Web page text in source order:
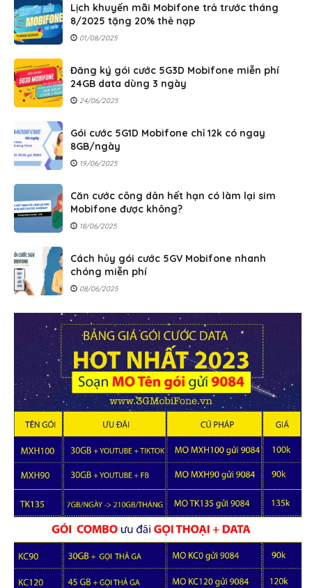
Lịch khuyến mãi Mobifone trả trước tháng
8/2025 tặng 20% thẻ nạp
01/08/2025
Đăng ký gói cước 5G3D Mobifone miễn phí
24GB data dùng 3 ngày
24/06/2025
Gói cước 5G1D Mobifone chỉ 12k có ngay
8GB/ngày
19/06/2025
Căn cước công dân hết hạn có làm lại sim
Mobifone được không?
18/06/2025
Cách hủy gói cước 5GV Mobifone nhanh
chóng miễn phí
08/06/2025